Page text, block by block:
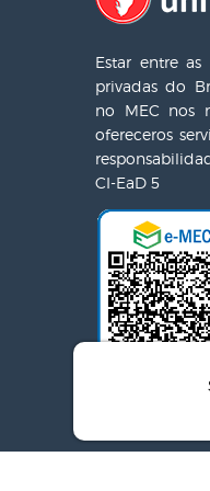
Estar entre as
privadas do
no MEC nos
ofereceros
CI-EaD 5